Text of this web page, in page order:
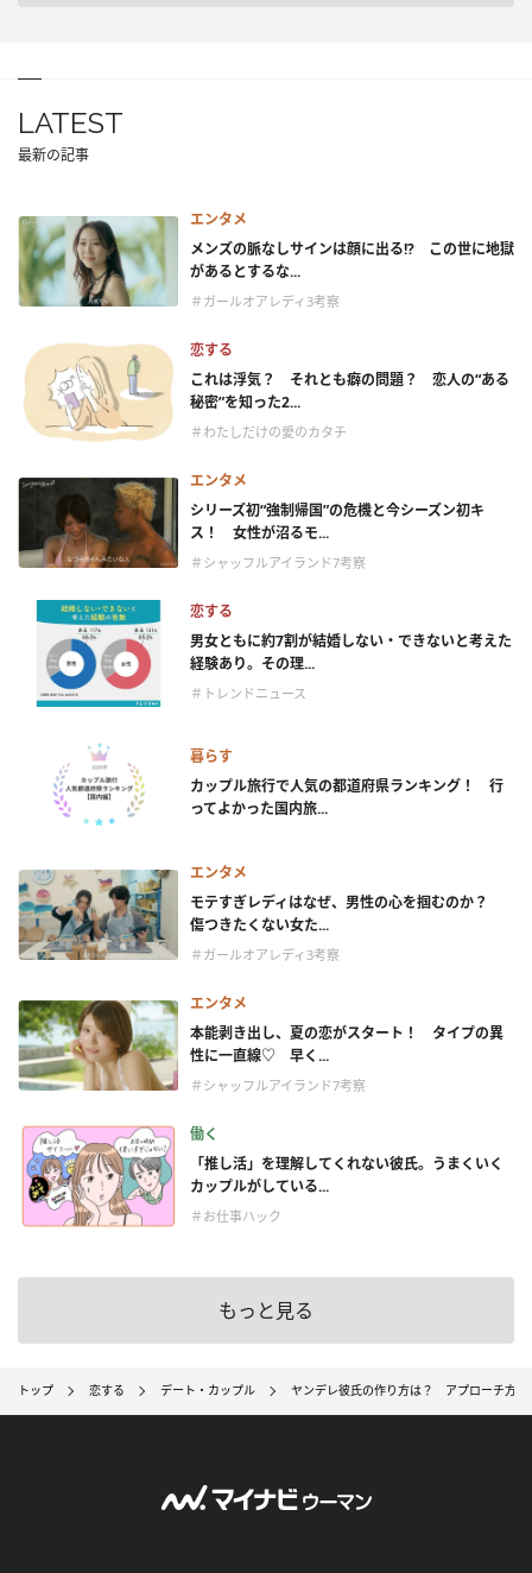
LATEST
最新の記事
エンタメ
メンズの脈なしサインは顔に出る!? この世に地獄
があるとするな...
＃ガールオアレディ3考察
恋する
これは浮気？ それとも癖の問題？ 恋人の“ある
秘密”を知った2...
＃わたしだけの愛のカタチ
エンタメ
シリーズ初“強制帰国”の危機と今シーズン初キ
ス！ 女性が沼るモ...
＃シャッフルアイランド7考察
恋する
男女ともに約7割が結婚しない・できないと考えた
経験あり。その理...
＃トレンドニュース
暮らす
カップル旅行で人気の都道府県ランキング！ 行
ってよかった国内旅...
エンタメ
モテすぎレディはなぜ、男性の心を掴むのか？
傷つきたくない女た...
＃ガールオアレディ3考察
エンタメ
本能剥き出し、夏の恋がスタート！ タイプの異
性に一直線♡ 早く...
＃シャッフルアイランド7考察
働く
「推し活」を理解してくれない彼氏。うまくいく
カップルがしている...
＃お仕事ハック
もっと見る
トップ 恋する デート・カップル ヤンデレ彼氏の作り方は？ アプローチ方法